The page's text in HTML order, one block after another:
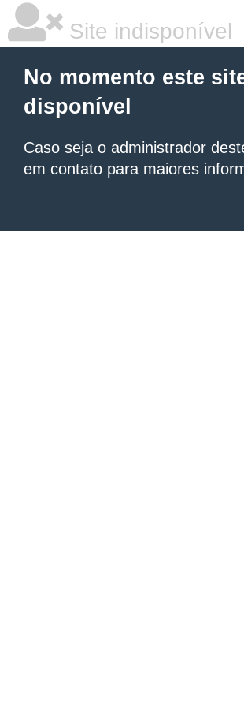
Site indisponível
No momento este
disponível
Caso seja o administrador
em contato para maiores